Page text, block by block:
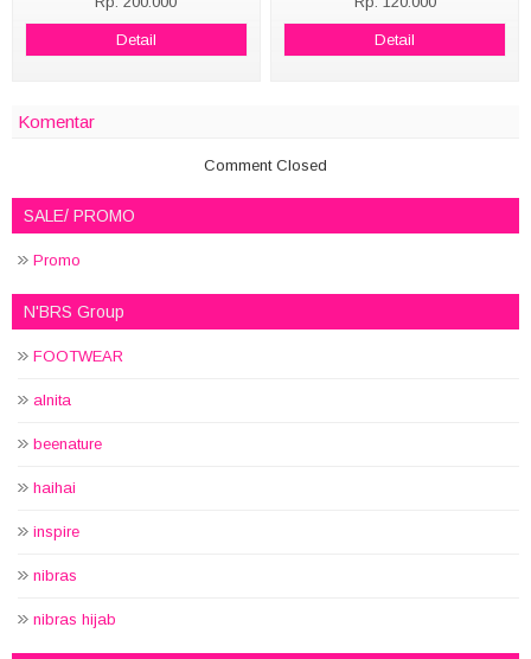
Detail Detail
Komentar
Comment Closed
SALE/ PROMO
Promo
N'BRS Group
FOOTWEAR
alnita
beenature
haihai
inspire
nibras
nibras hijab